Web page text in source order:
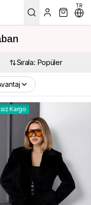
TR
Sırala: Popüler
Kargo